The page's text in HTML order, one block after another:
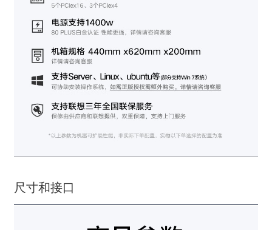
尺寸和接口